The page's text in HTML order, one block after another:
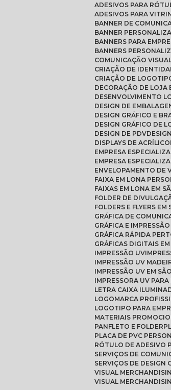
ADESIVOS PARA
ADESIVOS PARA
BANNER DE
BANNER
BANNERS PARA
BANNERS
COMUNICAÇÃO
CRIAÇÃO DE
CRIAÇÃO DE
DECORAÇÃO DE
DESENVOLVIMENTO
DESIGN DE
DESIGN GRÁFICO E
DESIGN GRÁFICO DE
DESIGN DE PDV
DISPLAYS DE ACRÍLICO
EMPRESA
EMPRESA
ENVELOPAMENTO DE
FAIXA EM LONA
FAIXAS EM LONA EM
FOLDER DE
FOLDERS E FLYERS
GRÁFICA DE
GRÁFICA E
GRÁFICA RÁPIDA
GRÁFICAS DIGITAIS
IMPRESSÃO UV
IMPRESSÃO UV
IMPRESSÃO UV EM
IMPRESSORA UV
LETRA CAIXA
LOGOMARCA
LOGOTIPO PARA
MATERIAIS
PANFLETO E FOLDER
PLACA DE PVC
RÓTULO DE ADESIVO
SERVIÇOS DE
SERVIÇOS DE DESIGN
VISUAL
VISUAL